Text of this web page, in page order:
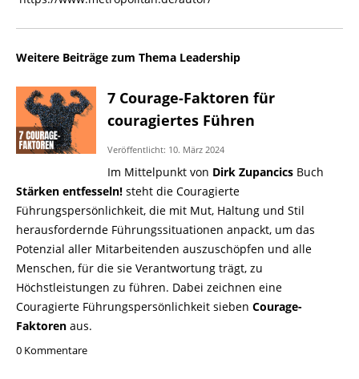
Weitere Beiträge zum Thema Leadership
7 Courage-Faktoren für
couragiertes Führen
Veröffentlicht: 10. März 2024
Im Mittelpunkt von Dirk Zupancics Buch
Stärken entfesseln! steht die Couragierte
Führungspersönlichkeit, die mit Mut, Haltung und Stil
herausfordernde Führungssituationen anpackt, um das
Potenzial aller Mitarbeitenden auszuschöpfen und alle
Menschen, für die sie Verantwortung trägt, zu
Höchstleistungen zu führen. Dabei zeichnen eine
Couragierte Führungspersönlichkeit sieben Courage-
Faktoren aus.
0 Kommentare